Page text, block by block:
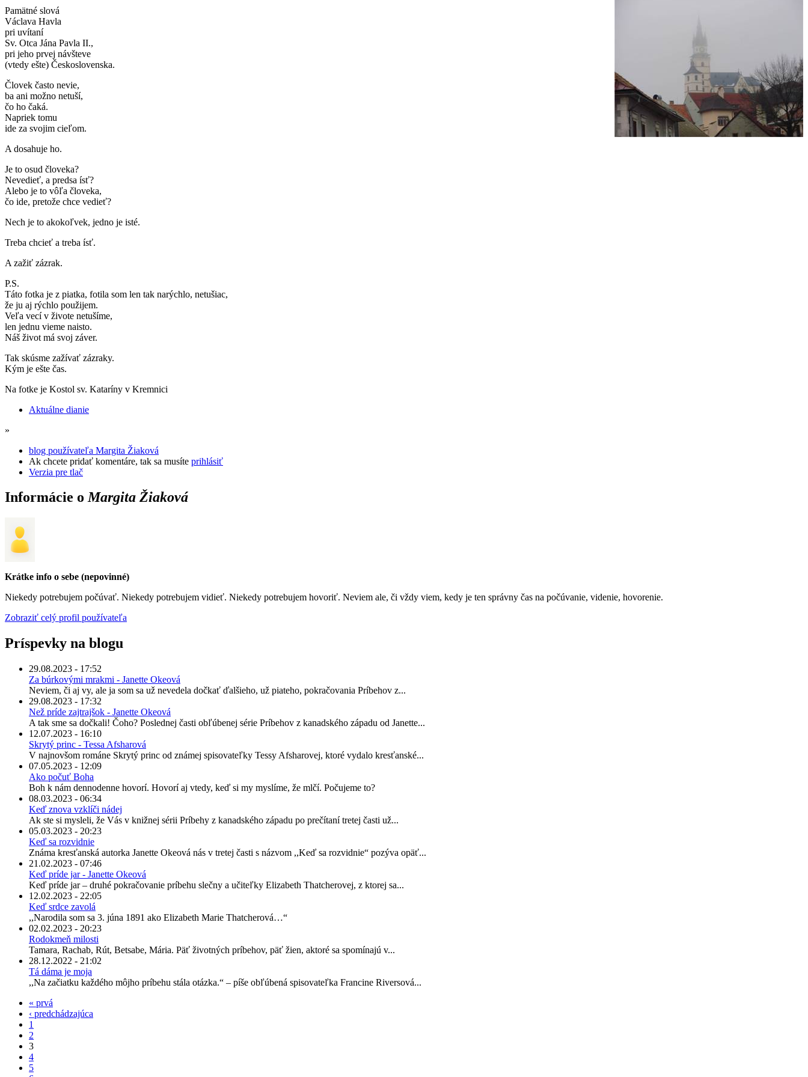
Pamätné slová
Václava Havla
pri uvítaní
Sv. Otca Jána Pavla II.,
pri jeho prvej návšteve
(vtedy ešte) Československa.
Človek často nevie,
ba ani možno netuší,
čo ho čaká.
Napriek tomu
ide za svojim cieľom.
A dosahuje ho.
Je to osud človeka?
Nevedieť, a predsa ísť?
Alebo je to vôľa človeka,
čo ide, pretože chce vedieť?
Nech je to akokoľvek, jedno je isté.
Treba chcieť a treba ísť.
A zažiť zázrak.
P.S.
Táto fotka je z piatka, fotila som len tak narýchlo, netušiac,
že ju aj rýchlo použijem.
Veľa vecí v živote netušíme,
len jednu vieme naisto.
Náš život má svoj záver.
Tak skúsme zažívať zázraky.
Kým je ešte čas.
Na fotke je Kostol sv. Kataríny v Kremnici
Aktuálne dianie
»
blog používateľa Margita Žiaková
Ak chcete pridať komentáre, tak sa musíte prihlásiť
Verzia pre tlač
Informácie oMargita Žiaková
Krátke info o sebe (nepovinné)
Niekedy potrebujem počúvať. Niekedy potrebujem vidieť. Niekedy potrebujem hovoriť. Neviem ale, či vždy viem, kedy je ten správny čas na počúvanie, videnie, hovorenie.
Zobraziť celý profil používateľa
Príspevky na blogu
29.08.2023 - 17:52
Za búrkovými mrakmi - Janette Okeová
Neviem, či aj vy, ale ja som sa už nevedela dočkať ďalšieho, už piateho, pokračovania Príbehov z...
29.08.2023 - 17:32
Než príde zajtrajšok - Janette Okeová
A tak sme sa dočkali! Čoho? Poslednej časti obľúbenej série Príbehov z kanadského západu od Janette...
12.07.2023 - 16:10
Skrytý princ - Tessa Afsharová
V najnovšom románe Skrytý princ od známej spisovateľky Tessy Afsharovej, ktoré vydalo kresťanské...
07.05.2023 - 12:09
Ako počuť Boha
Boh k nám dennodenne hovorí. Hovorí aj vtedy, keď si my myslíme, že mlčí. Počujeme to?
08.03.2023 - 06:34
Keď znova vzklíči nádej
Ak ste si mysleli, že Vás v knižnej sérii Príbehy z kanadského západu po prečítaní tretej časti už...
05.03.2023 - 20:23
Keď sa rozvidnie
Známa kresťanská autorka Janette Okeová nás v tretej časti s názvom ,,Keď sa rozvidnie“ pozýva opäť...
21.02.2023 - 07:46
Keď príde jar - Janette Okeová
Keď príde jar – druhé pokračovanie príbehu slečny a učiteľky Elizabeth Thatcherovej, z ktorej sa...
12.02.2023 - 22:05
Keď srdce zavolá
,,Narodila som sa 3. júna 1891 ako Elizabeth Marie Thatcherová…“
02.02.2023 - 20:23
Rodokmeň milosti
Tamara, Rachab, Rút, Betsabe, Mária. Päť životných príbehov, päť žien, aktoré sa spomínajú v...
28.12.2022 - 21:02
Tá dáma je moja
,,Na začiatku každého môjho príbehu stála otázka.“ – píše obľúbená spisovateľka Francine Riversová...
« prvá
‹ predchádzajúca
1
2
3
4
5